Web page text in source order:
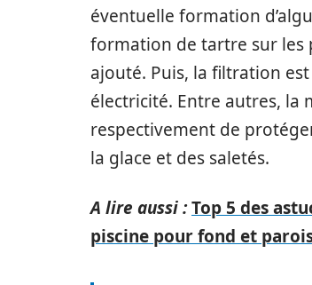
éventuelle formation
formation de tartre sur les
ajouté. Puis, la filtration
électricité. Entre autres, la
respectivement de
la glace et des saletés.
A lire aussi :Top 5 des
piscine pour fond et